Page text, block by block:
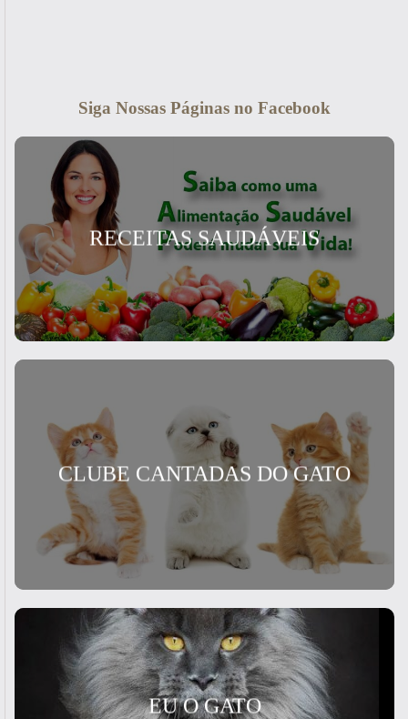
Siga Nossas Páginas no Facebook
RECEITAS SAUDÁVEIS
CLUBE CANTADAS DO GATO
EU O GATO